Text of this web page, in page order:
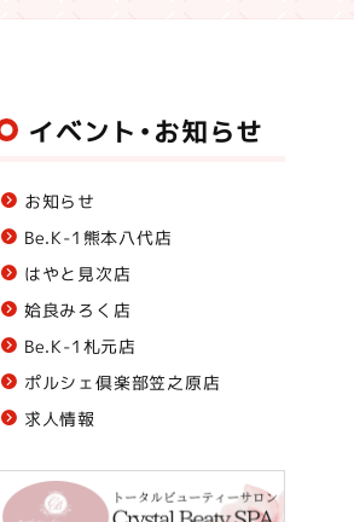
イベント・お知らせ
お知らせ
Be.K-1熊本八代店
はやと見次店
姶良みろく店
Be.K-1札元店
ポルシェ倶楽部笠之原店
求人情報